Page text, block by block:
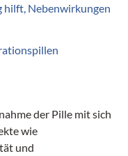
hilft, Nebenwirkungen
der Pille mit sich
wie
und